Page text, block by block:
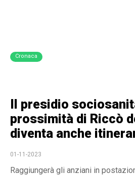
Cronaca
Il presidio
prossimità di Riccò
diventa anche
01-11-2023
Raggiungerà gli anziani in